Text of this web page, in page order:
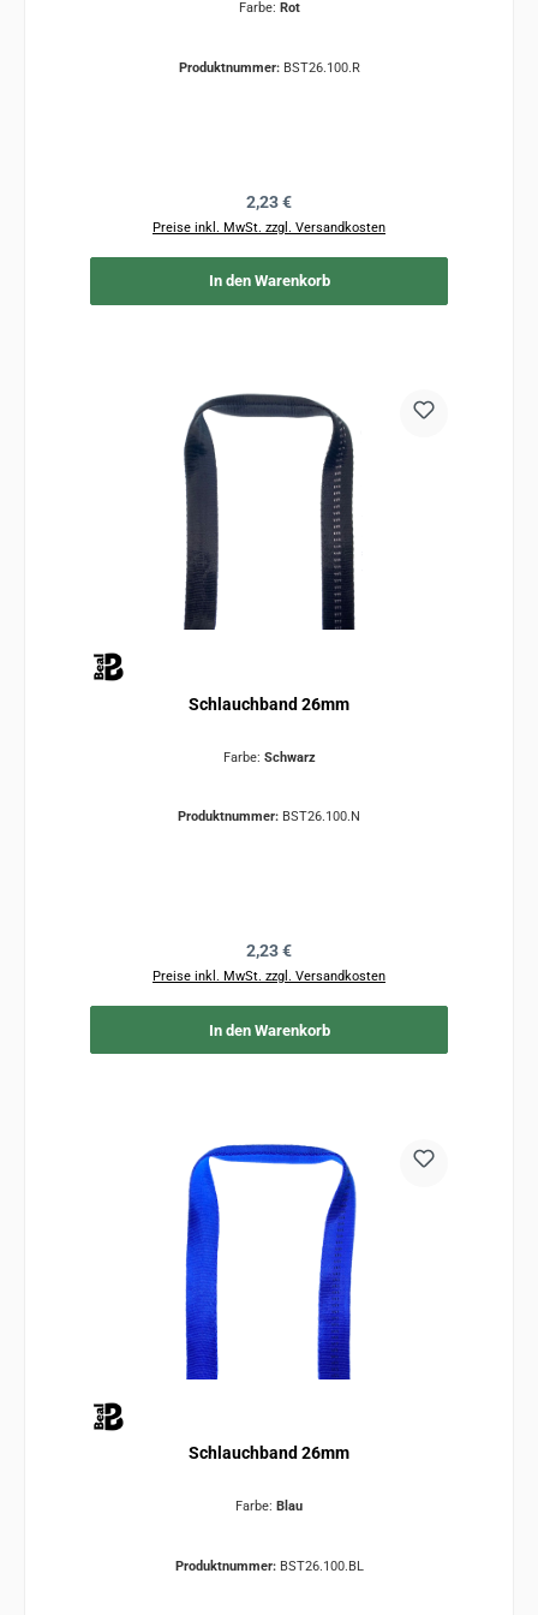
Farbe: Rot
Produktnummer: BST26.100.R
Regulärer Preis:
2,23 €
Preise inkl. MwSt. zzgl. Versandkosten
In den Warenkorb
Schlauchband 26mm
Farbe: Schwarz
Produktnummer: BST26.100.N
Regulärer Preis:
2,23 €
Preise inkl. MwSt. zzgl. Versandkosten
In den Warenkorb
Schlauchband 26mm
Farbe: Blau
Produktnummer: BST26.100.BL